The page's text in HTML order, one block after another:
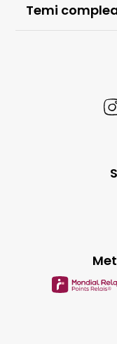
Temi